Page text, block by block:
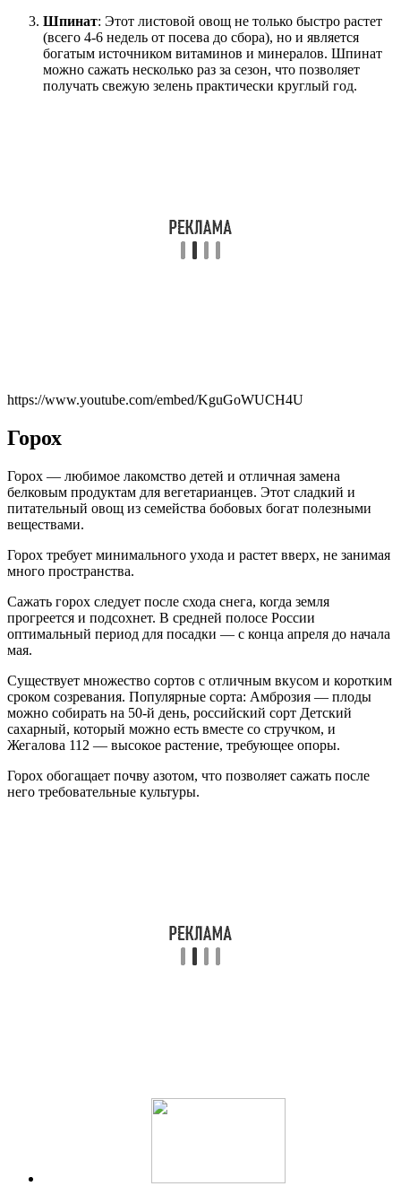
Шпинат: Этот листовой овощ не только быстро растет
(всего 4-6 недель от посева до сбора), но и является
богатым источником витаминов и минералов. Шпинат
можно сажать несколько раз за сезон, что позволяет
получать свежую зелень практически круглый год.
https://www.youtube.com/embed/KguGoWUCH4U
Горох
Горох — любимое лакомство детей и отличная замена
белковым продуктам для вегетарианцев. Этот сладкий и
питательный овощ из семейства бобовых богат полезными
веществами.
Горох требует минимального ухода и растет вверх, не занимая
много пространства.
Сажать горох следует после схода снега, когда земля
прогреется и подсохнет. В средней полосе России
оптимальный период для посадки — с конца апреля до начала
мая.
Существует множество сортов с отличным вкусом и коротким
сроком созревания. Популярные сорта: Амброзия — плоды
можно собирать на 50-й день, российский сорт Детский
сахарный, который можно есть вместе со стручком, и
Жегалова 112 — высокое растение, требующее опоры.
Горох обогащает почву азотом, что позволяет сажать после
него требовательные культуры.